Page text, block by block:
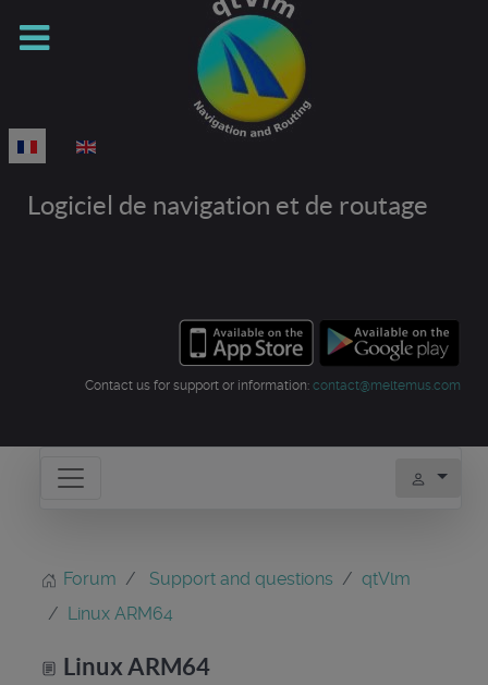
Sélectionnez votre langue
Logiciel de navigation et de routage
Contact us for support or information: contact@meltemus.com
Forum Support and questions
qtVlm
Linux ARM64
Linux ARM64